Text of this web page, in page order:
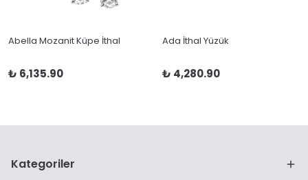
Abella Mozanit Küpe İthal
₺ 6,135.90
Ada İthal Yüzük
₺ 4,280.90
Kategoriler